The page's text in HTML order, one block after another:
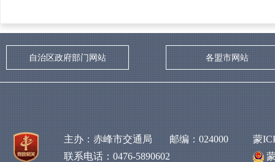
自治区政府部门网站 各盟市网站
主办：赤峰市交通局 邮编：024000
联系电话：0476-5890602
蒙